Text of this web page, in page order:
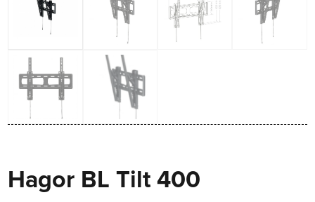
Hagor BL Tilt 400